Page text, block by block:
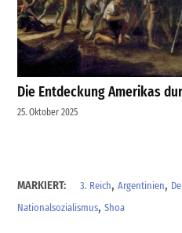
Die Entdeckung Amerikas
25. Oktober 2025
MARKIERT: 3. Reich,Argentinien,
Nationalsozialismus,Shoa